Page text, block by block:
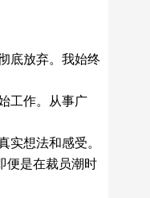
底放弃。我始终
工作。从事广
想法和感受。
便是在裁员潮时